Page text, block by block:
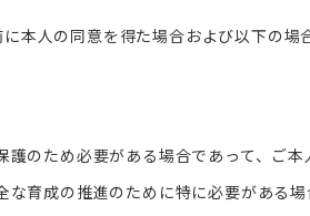
本人の同意を得た場合および以下の場
のため必要がある場合であって、ご本
育成の推進のために特に必要がある